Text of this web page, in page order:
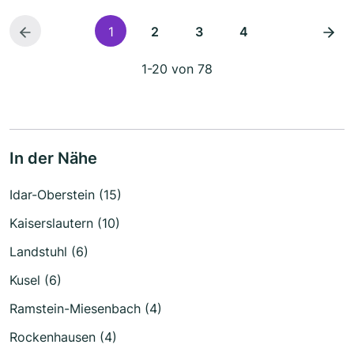
1 2 3 4
1-20 von 78
In der Nähe
Idar-Oberstein (15)
Kaiserslautern (10)
Landstuhl (6)
Kusel (6)
Ramstein-Miesenbach (4)
Rockenhausen (4)